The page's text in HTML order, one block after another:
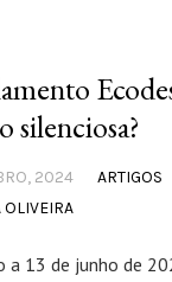
silenciosa?
2024
ARTIGOS
OLIVEIRA
a 13 de junho de